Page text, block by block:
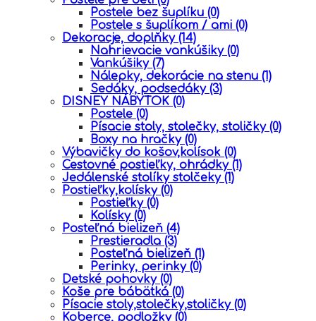
Postele bez šuplíku (0)
Postele s šuplíkom / ami (0)
Dekoracje, doplňky (14)
Nahrievacie vankúšiky (0)
Vankúšiky (7)
Nálepky, dekorácie na stenu (1)
Sedáky, podsedáky (3)
DISNEY NÁBYTOK (0)
Postele (0)
Písacie stoly, stolečky, stoličky (0)
Boxy na hračky (0)
Výbavičky do košov,kolísok (0)
Cestovné postieľky, ohrádky (1)
Jedálenské stolíky stolčeky (1)
Postieľky,kolísky (0)
Postieľky (0)
Kolísky (0)
Posteľná bielizeň (4)
Prestieradla (3)
Posteľná bielizeň (1)
Perinky, perinky (0)
Detské pohovky (0)
Koše pre bábätká (0)
Písacie stoly,stolečky,stoličky (0)
Koberce, podložky (0)